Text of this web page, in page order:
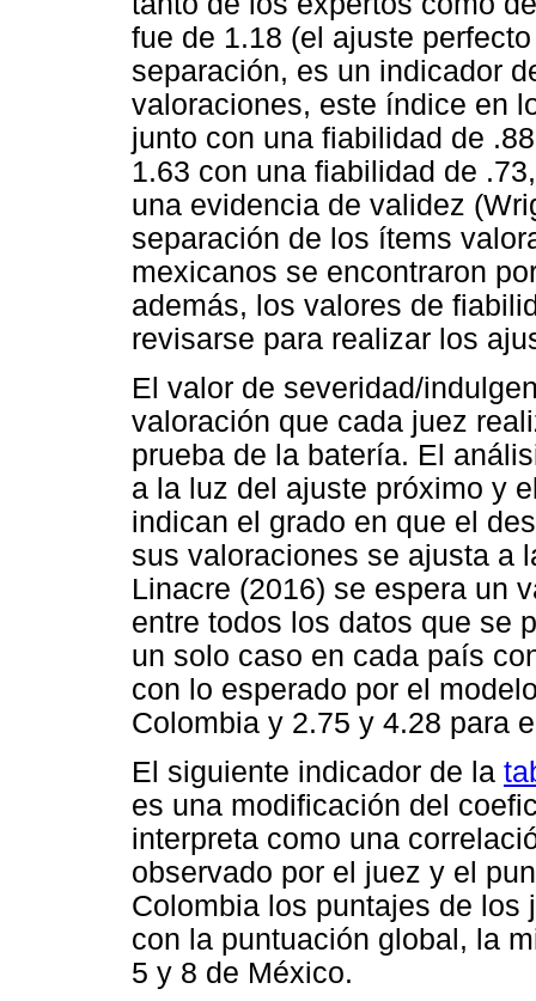
fue de 1.18 (el ajuste
separación, es un indicador
valoraciones, este índice en
junto con una fiabilidad de
1.63 con una fiabilidad de
una evidencia de validez
separación de los ítems
mexicanos se encontraron
además, los valores de
revisarse para realizar los
El valor de severidad/
valoración que cada juez
prueba de la batería. El
a la luz del ajuste próximo y
indican el grado en que el
sus valoraciones se ajusta a
Linacre (2016) se espera un
entre todos los datos que se
un solo caso en cada país
con lo esperado por el
Colombia y 2.75 y 4.28 para
El siguiente indicador de la
es una modificación del
interpreta como una
observado por el juez y el
Colombia los puntajes de los
con la puntuación global, la
5 y 8 de México.